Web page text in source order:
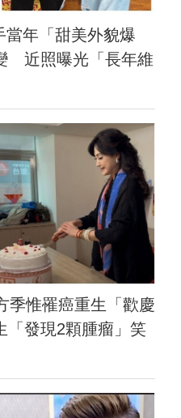
當年「甜美外貌爆
近照曝光「長年維
季惟罹癌重生「歡慶
發現2顆腫瘤」笑